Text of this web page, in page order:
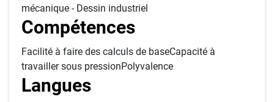
mécanique - Dessin industriel
Compétences
Facilité à faire des calculs de baseCapacité à
travailler sous pressionPolyvalence
Langues